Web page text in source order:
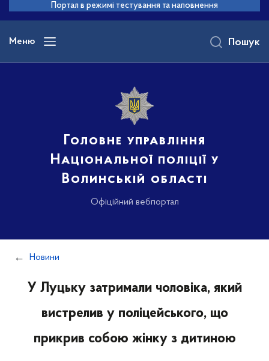
основного
вмісту
Портал в режимі тестування та наповнення
Меню
Головне управління
Національної поліції у
Волинській області
Офіційний вебпортал
Пошук
Новини
У Луцьку затримали чоловіка, який
вистрелив у поліцейського, що
прикрив собою жінку з дитиною